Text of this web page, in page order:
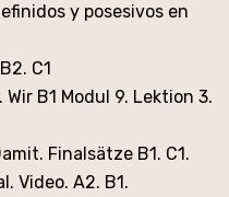
y posesivos en
C1
B1 Modul 9. Lektion 3.
Finalsätze B1. C1.
Video. A2. B1.